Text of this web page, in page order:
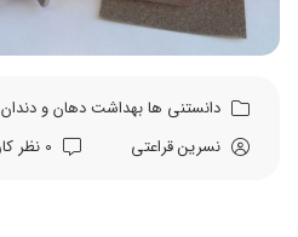
دانستنی هابهداشت دهان و دندان
نسرین قراعتی